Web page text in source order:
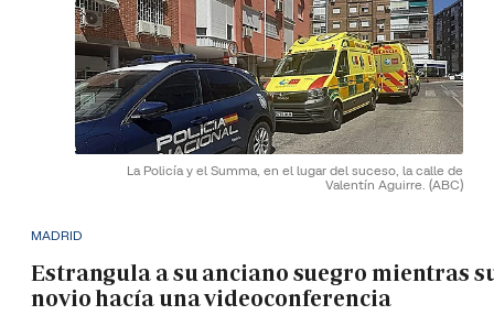
La Policía y el Summa, en el lugar del suceso, la calle de
Valentín Aguirre. (ABC)
MADRID
Estrangula a su anciano suegro mientras
novio hacía una videoconferencia